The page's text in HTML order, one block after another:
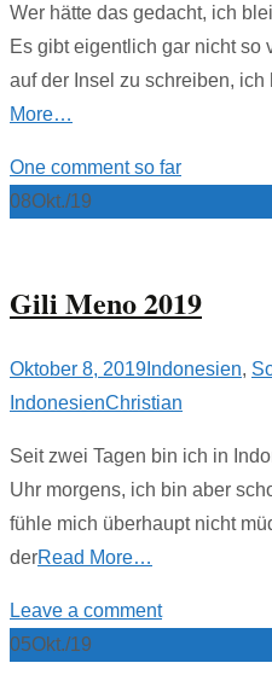
Wer hätte das gedacht, ich
Es gibt eigentlich gar nicht so
auf der Insel zu schreiben,
More…
One comment so far
08Okt./19
Gili Meno 2019
Oktober 8, 2019 Indonesien,
IndonesienChristian
Seit zwei Tagen bin ich in
Uhr morgens, ich bin aber
fühle mich überhaupt nicht
derRead More…
Leave a comment
05Okt./19